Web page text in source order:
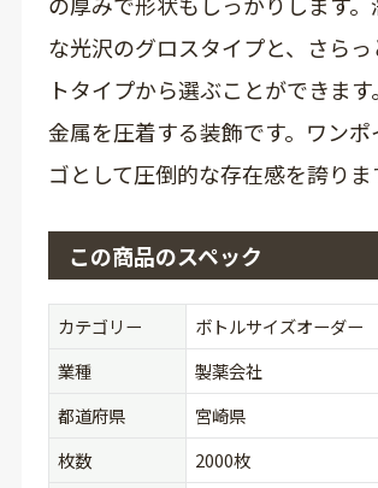
な光沢のグロスタイプと、さらっ
トタイプから選ぶことができま
金属を圧着する装飾です。ワンポ
ゴとして圧倒的な存在感を誇りま
この商品のスペック
カテゴリー
ボトルサイズオーダー
業種
製薬会社
都道府県
宮崎県
枚数
2000枚